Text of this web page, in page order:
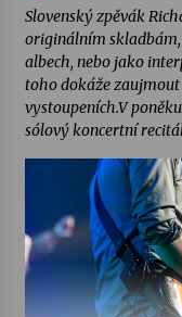
Slovenský zpěvák
originálním
albech, nebo jako
toho dokáže
vystoupeních.V
sólový koncertní